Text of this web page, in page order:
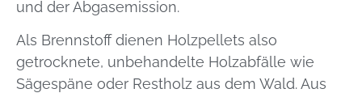
und der Abgasemission.
Als Brennstoff dienen Holzpellets also
getrocknete, unbehandelte Holzabfälle wie
Sägespäne oder Restholz aus dem Wald. Aus